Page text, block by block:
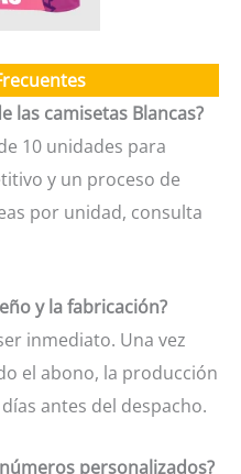
las camisetas Blancas?
10 unidades para
y un proceso de
por unidad, consulta
y la fabricación?
inmediato. Una vez
el abono, la producción
antes del despacho.
personalizados?